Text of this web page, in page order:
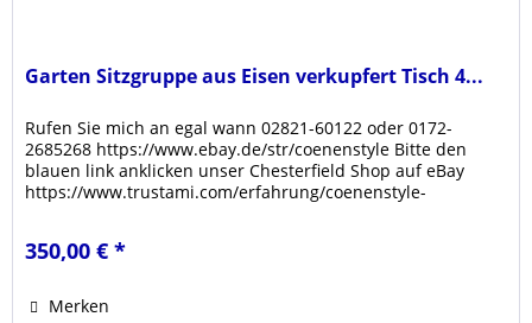
Garten Sitzgruppe aus Eisen verkupfert Tisch 4...
Rufen Sie mich an egal wann 02821-60122 oder 0172-
2685268 https://www.ebay.de/str/coenenstyle Bitte den
blauen link anklicken unser Chesterfield Shop auf eBay
https://www.trustami.com/erfahrung/coenenstyle-
350,00 € *
Merken